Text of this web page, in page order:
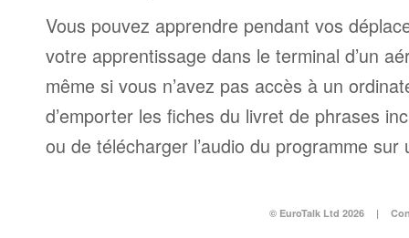
Vous pouvez apprendre pendant vos
votre apprentissage dans le terminal d’un
même si vous n’avez pas accès à un
d’emporter les fiches du livret de phrases
ou de télécharger l’audio du programme sur
© EuroTalk Ltd 2026 |